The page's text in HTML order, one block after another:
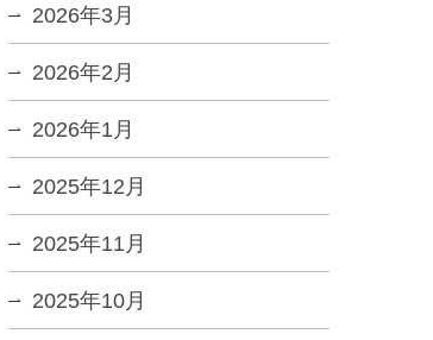
2026年3月
2026年2月
2026年1月
2025年12月
2025年11月
2025年10月